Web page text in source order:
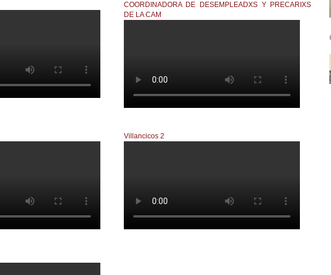
COORDINADORA DE DESEMPLEADXS Y PRECARIXS
DE LA CAM
Villancicos 2